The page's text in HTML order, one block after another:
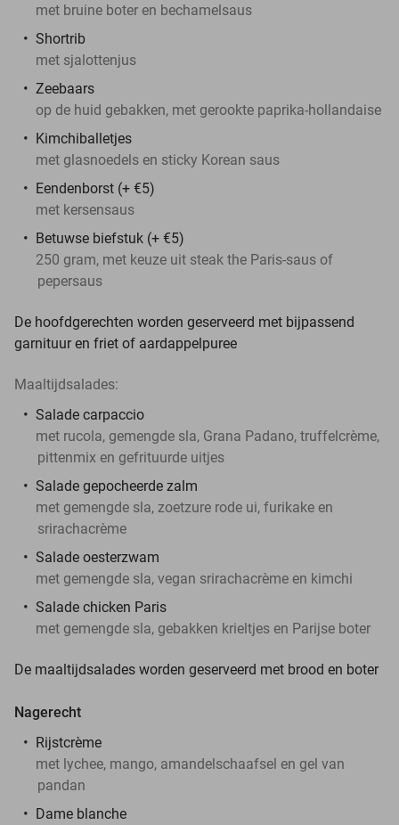
met bruine boter en bechamelsaus
Shortrib
met sjalottenjus
Zeebaars
op de huid gebakken, met gerookte paprika-hollandaise
Kimchiballetjes
met glasnoedels en sticky Korean saus
Eendenborst (+ €5)
met kersensaus
Betuwse biefstuk (+ €5)
250 gram, met keuze uit steak the Paris-saus of
pepersaus
De hoofdgerechten worden geserveerd met bijpassend
garnituur en friet of aardappelpuree
Maaltijdsalades:
Salade carpaccio
met rucola, gemengde sla, Grana Padano, truffelcrème,
pittenmix en gefrituurde uitjes
Salade gepocheerde zalm
met gemengde sla, zoetzure rode ui, furikake en
srirachacrème
Salade oesterzwam
met gemengde sla, vegan srirachacrème en kimchi
Salade chicken Paris
met gemengde sla, gebakken krieltjes en Parijse boter
De maaltijdsalades worden geserveerd met brood en boter
Nagerecht
Rijstcrème
met lychee, mango, amandelschaafsel en gel van
pandan
Dame blanche